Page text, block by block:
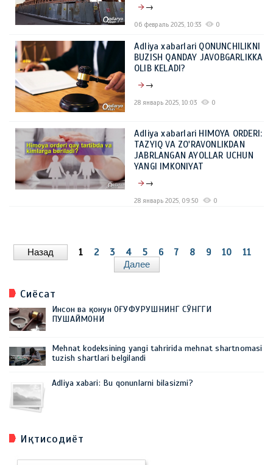
→
06 февраль 2025, 10:33 0
Adliya xabarlari QONUNCHILIKNI
BUZISH QANDAY JAVOBGARLIKKA
OLIB KELADI?
→
28 январь 2025, 10:03 0
Adliya xabarlari HIMOYA ORDERI:
TAZYIQ VA ZO'RAVONLIKDAN
JABRLANGAN AYOLLAR UCHUN
YANGI IMKONIYAT
→
28 январь 2025, 09:50 0
Назад 1 2 3 4 5 6 7 8 9 10 11
Далее
Сиёсат
Инсон ва қонун ОҒУФУРУШНИНГ СЎНГГИ
ПУШАЙМОНИ
Mehnat kodeksining yangi tahririda mehnat shartnomasi
tuzish shartlari belgilandi
Adliya xabari: Bu qonunlarni bilasizmi?
Иқтисодиёт